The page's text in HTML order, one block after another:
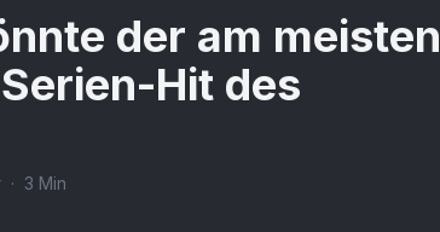
der am meisten
Hit des
· 3 Min